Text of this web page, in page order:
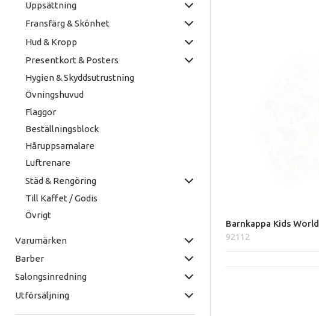
Uppsättning
Fransfärg & Skönhet
Hud & Kropp
Presentkort & Posters
Hygien & Skyddsutrustning
Övningshuvud
Flaggor
Beställningsblock
Håruppsamalare
Luftrenare
Städ & Rengöring
Till Kaffet / Godis
Övrigt
Varumärken
Barber
Salongsinredning
Utförsäljning
Barnkappa Kids World
92112